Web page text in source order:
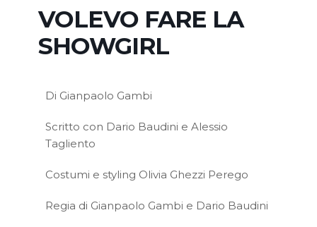
VOLEVO FARE LA
SHOWGIRL
Di Gianpaolo Gambi
Scritto con Dario Baudini e Alessio
Tagliento
Costumi e styling Olivia Ghezzi Perego
Regia di Gianpaolo Gambi e Dario Baudini